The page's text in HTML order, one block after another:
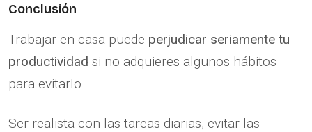
Conclusión
Trabajar en casa puede perjudicar seriamente tu
productividad si no adquieres algunos hábitos
para evitarlo.
Ser realista con las tareas diarias, evitar las